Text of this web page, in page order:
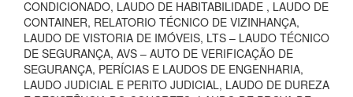
CONDICIONADO, LAUDO DE HABITABILIDADE , LAUDO DE
CONTAINER, RELATORIO TÉCNICO DE VIZINHANÇA,
LAUDO DE VISTORIA DE IMÓVEIS, LTS – LAUDO TÉCNICO
DE SEGURANÇA, AVS – AUTO DE VERIFICAÇÃO DE
SEGURANÇA, PERÍCIAS E LAUDOS DE ENGENHARIA,
LAUDO JUDICIAL E PERITO JUDICIAL, LAUDO DE DUREZA